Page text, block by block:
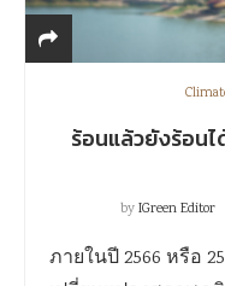
ร้อนแล้วยังร้อน
byIGreen Editor
ภายในปี 2566 หรือ